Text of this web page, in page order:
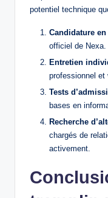
potentiel technique
Candidature
officiel de Nexa.
Entretien
professionnel et
Tests
bases en
Recherche
chargés de
activement.